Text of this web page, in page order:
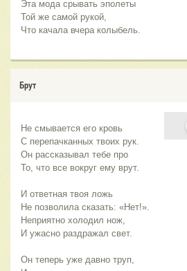
Эта мода срывать эполеты
Той же самой рукой,
Что качала вчера колыбель.
Брут
Не смывается его кровь
С перепачканных твоих рук.
Он рассказывал тебе про
То, что все вокруг ему врут.
И ответная твоя ложь
Не позволила сказать: «Нет!».
Неприятно холодил нож,
И ужасно раздражал свет.
Он теперь уже давно труп,